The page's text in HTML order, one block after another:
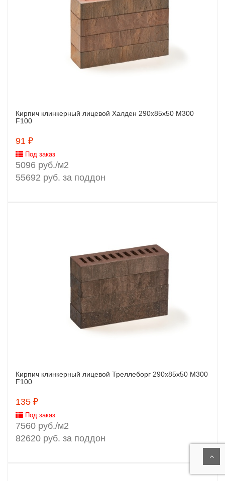
Заказать
Кирпич клинкерный лицевой Халден 290х85х50 М300
F100
91 ₽
Под заказ
5096 руб./м2
55692 руб. за поддон
Заказать
Кирпич клинкерный лицевой Треллеборг 290х85х50 М300
F100
135 ₽
Под заказ
7560 руб./м2
82620 руб. за поддон